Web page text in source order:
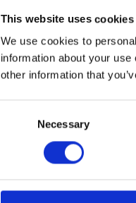
This website uses cookies
We use cookies to
information about your
other information that
Necessary